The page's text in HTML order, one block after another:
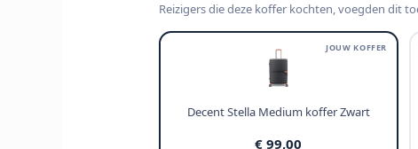
Reizigers die deze koffer kochten, voegden dit
JOUW KOFFER
Decent Stella Medium koffer Zwart
€ 99,00